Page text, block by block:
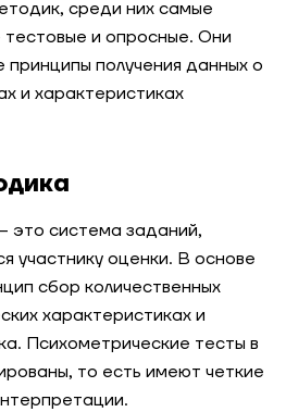
среди них самые
и опросные. Они
получения данных о
и характеристиках
это система заданий,
участнику оценки. В основе
сбор количественных
характеристиках и
Психометрические тесты в
то есть имеют четкие